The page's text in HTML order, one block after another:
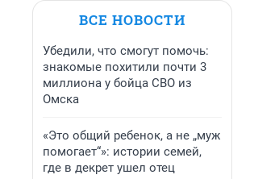
ВСЕ НОВОСТИ
Убедили, что смогут помочь:
знакомые похитили почти 3
миллиона у бойца СВО из
Омска
«Это общий ребенок, а не „муж
помогает“»: истории семей,
где в декрет ушел отец